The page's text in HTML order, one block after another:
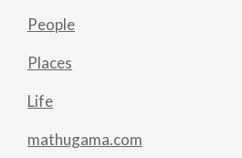
People
Places
Life
mathugama.com